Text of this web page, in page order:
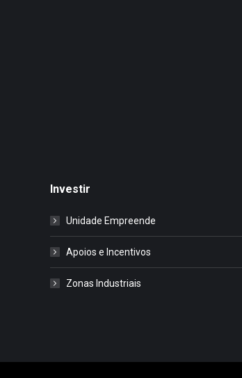
Investir
Unidade Empreende
Apoios e Incentivos
Zonas Industriais